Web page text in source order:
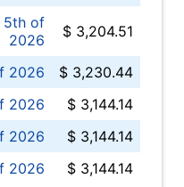
5th of
2026
$ 3,204.51
2026
$ 3,230.44
2026
$ 3,144.14
2026
$ 3,144.14
2026
$ 3,144.14